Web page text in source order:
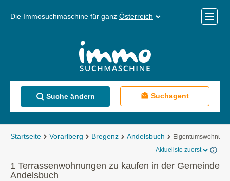
Die Immosuchmaschine für ganz Österreich
Menü
Suche ändern Suchagent
Startseite Vorarlberg Bregenz Andelsbuch
Aktuellste zuerst
1 Terrassenwohnungen zu kaufen in der Gemeinde
Andelsbuch